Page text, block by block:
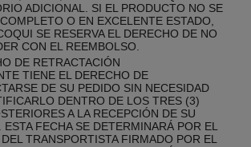
ADICIONAL. SI EL PRODUCTO NO SE
O EN EXCELENTE ESTADO,
SE RESERVA EL DERECHO DE NO
CON EL REEMBOLSO.
DE RETRACTACIÓN
TIENE EL DERECHO DE
DE SU PEDIDO SIN NECESIDAD
DENTRO DE LOS TRES (3)
A LA RECEPCIÓN DE SU
ESTA FECHA SE DETERMINARÁ POR EL
TRANSPORTISTA FIRMADO POR EL